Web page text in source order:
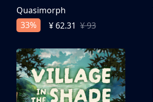
Quasimorph
33%
¥ 62.31 ¥ 93